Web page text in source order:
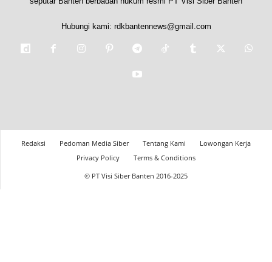
Hubungi kami: rdkbantennews@gmail.com
Redaksi Pedoman Media Siber Tentang Kami
Lowongan Kerja
Privacy Policy
Terms & Conditions
© PT Visi Siber Banten 2016-2025